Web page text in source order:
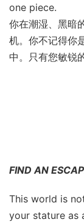
one piece.
你在潮湿、黑暗
机。你不记得你
中。只有您敏锐
FIND AN
This world is
your stature as